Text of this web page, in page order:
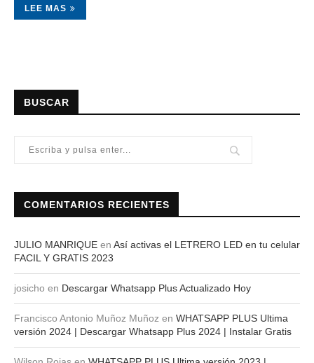
LEE MAS
BUSCAR
COMENTARIOS RECIENTES
JULIO MANRIQUE en Así activas el LETRERO LED en tu celular
FACIL Y GRATIS 2023
josicho en Descargar Whatsapp Plus Actualizado Hoy
Francisco Antonio Muñoz Muñoz en WHATSAPP PLUS Ultima
versión 2024 | Descargar Whatsapp Plus 2024 | Instalar Gratis